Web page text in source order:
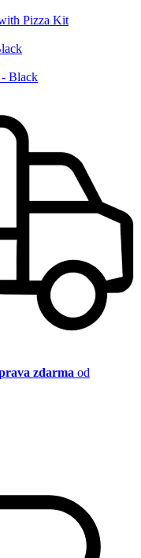
Pizza Kit
Black
zdarma od